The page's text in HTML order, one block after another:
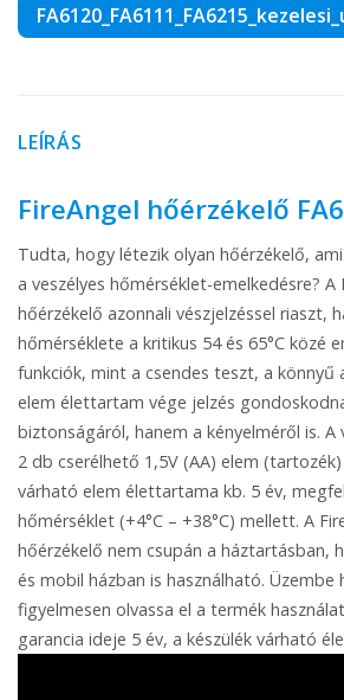
LEÍRÁS
FireAngel hőérzékelő
Tudta, hogy létezik olyan hőérzékelő,
a veszélyes hőmérséklet-emelkedésre? A
hőérzékelő azonnali vészjelzéssel riaszt,
hőmérséklete a kritikus 54 és 65°C közé
funkciók, mint a csendes teszt, a könnyű
elem élettartam vége jelzés
biztonságáról, hanem a kényelméről is.
2 db cserélhető 1,5V (AA) elem
várható elem élettartama kb. 5 év,
hőmérséklet (+4°C – +38°C) mellett. A
hőérzékelő nem csupán a háztartásban,
és mobil házban is használható. Üzembe
figyelmesen olvassa el a termék
garancia ideje 5 év, a készülék várható